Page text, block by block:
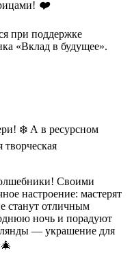
❤️
при поддержке
«Вклад в будущее».
❄️ А в ресурсном
Своими
настроение: мастерят
станут отличным
ночь и порадуют
— украшение для